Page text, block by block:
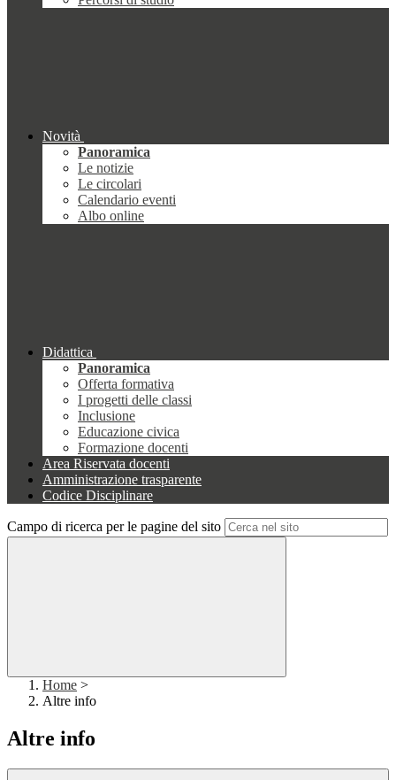
Novità
Panoramica
Le notizie
Le circolari
Calendario eventi
Albo online
Didattica
Panoramica
Offerta formativa
I progetti delle classi
Inclusione
Educazione civica
Formazione docenti
Area Riservata docenti
Amministrazione trasparente
Codice Disciplinare
Campo di ricerca per le pagine del sito
Home >
Altre info
Altre info